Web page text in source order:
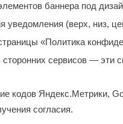
баннера под
уведомления (верх, низ,
«Политика
сервисов — эти
кодов Яндекс.Метрики,
согласия.